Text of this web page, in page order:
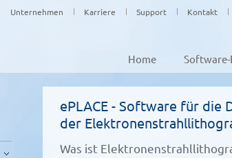
Unternehmen Karriere Support Kontakt
Home
ePLACE - Software für die
der
Was ist